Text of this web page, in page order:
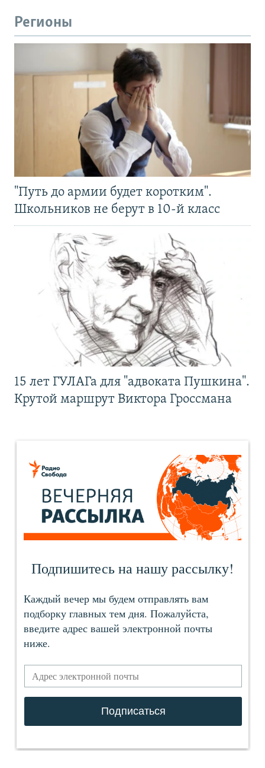
Регионы
"Путь до армии будет коротким".
Школьников не берут в 10-й класс
15 лет ГУЛАГа для "адвоката Пушкина".
Крутой маршрут Виктора Гроссмана